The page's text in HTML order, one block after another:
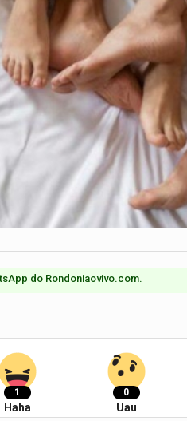
do Rondoniaovivo.com.​
1
Haha
0
Uau